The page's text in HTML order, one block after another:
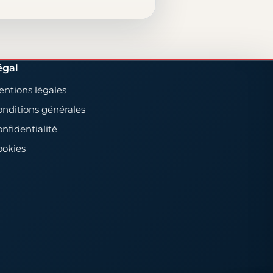
légales
générales